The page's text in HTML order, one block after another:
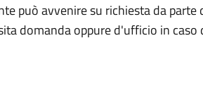
può avvenire su richiesta da
domanda oppure d'ufficio in caso